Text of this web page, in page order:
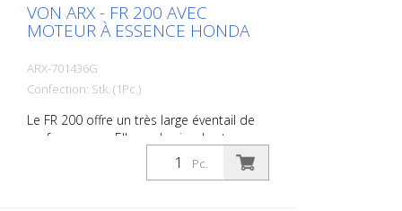
VON ARX - FR 200 AVEC
MOTEUR À ESSENCE HONDA
ARX-701436G
Confection: Stk. (1Pc.)
Le FR 200 offre un très large éventail de
performances. Elle va de simples travaux
de nettoyage à des travaux de
démarcation difficiles dans le domaine
Pc.